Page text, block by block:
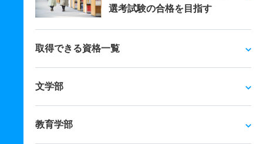
選考試験の合格を目指す
取得できる資格一覧
文学部
教育学部